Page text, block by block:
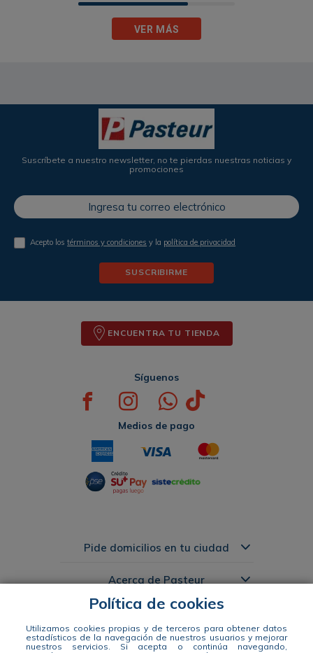
Política de cookies
Utilizamos cookies propias y de terceros para obtener datos
estadísticos de la navegación de nuestros usuarios y mejorar
nuestros servicios. Si acepta o continúa navegando,
VER MÁS
Suscríbete a nuestro newsletter, no te pierdas nuestras noticias y
promociones
Acepto lostérminos y condiciones y la política de privacidad
SUSCRIBIRME
ENCUENTRA TU TIENDA
Síguenos
Medios de pago
Pide domicilios en tu ciudad
Acerca de Pasteur
Links de Interés